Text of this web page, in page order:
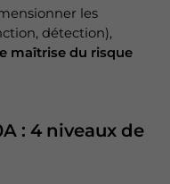
les
détection),
maîtrise du risque
: 4 niveaux de